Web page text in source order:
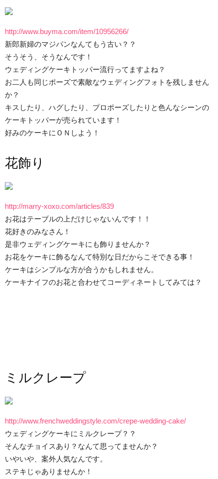
http://www.buyma.com/item/10956266/
新郎新婦のマジパンなんてもう古い？？
そうそう、そうなんです！
ウェディングケーキトッパー流行ってますよね？
お二人も同じポーズで素敵なウェディングフォトを残しません
か？
キスしたり、ハグしたり、プロポーズしたりと色んなシーンの
ケーキトッパーが売られています！
好みのケーキにＯＮしよう！
花飾り
http://marry-xoxo.com/articles/839
お花はテーブルの上だけじゃないんです！！
花好きのみなさん！
是非ウェディングケーキにも飾りませんか？
お花をケーキに飾るなんて特別な日だからこそできる事！
ケーキはシンプルな方が合うかもしれません。
ケーキナイフのお花と合わせてコーディネートしてみては？
ミルクレープ
http://www.frenchweddingstyle.com/crepe-wedding-cake/
ウェディングケーキにミルクレープ？？
そんなチョイスあり？なんて思ってませんか？
いやいや、案外人気なんです。
ステキじゃありませんか！